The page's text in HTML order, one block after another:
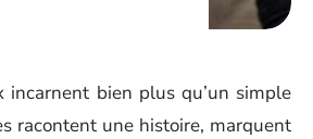
incarnent bien plus qu’un simple
racontent une histoire, marquent